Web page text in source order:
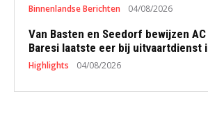
Binnenlandse Berichten 04/08/2026
Van Basten en Seedorf bewijzen
Baresi laatste eer bij uitvaartdienst
Highlights 04/08/2026